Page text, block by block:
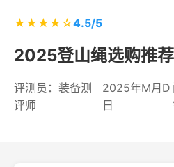
★★★★☆4.5/5
2025登山绳选购推荐
评测员：装备测
评师
2025年M月D
日